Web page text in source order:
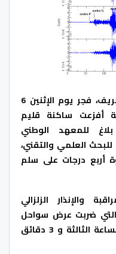
عرفت سواحل إقليم الدريوش والريف، فجر يوم الإثنين 6
أفزعت ساكنة قليم
للمعهد الوطني
للبحث العلمي والتقني،
أربع درجات على سلم
والإنذار الزلزالي
التي ضربت عرض سواحل
اقليم الدريوش حدثت في تمام الساعة الثالثة و 3 دقائق